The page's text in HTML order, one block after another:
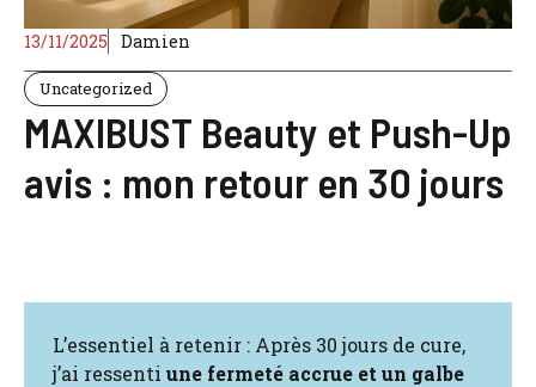
13/11/2025 Damien
Uncategorized
MAXIBUST Beauty et Push-Up
avis : mon retour en 30 jours
L’essentiel à retenir : Après 30 jours de cure,
j’ai ressenti une fermeté accrue et un galbe